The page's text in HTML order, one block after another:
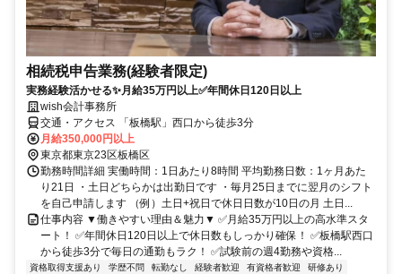
相続税申告業務(経験者限定)
実務経験活かせる✨月給35万円以上✅年間休日120日以上
wish会計事務所
交通・アクセス 「板橋駅」西口から徒歩3分
月給350,000円以上
東京都東京23区板橋区
勤務時間詳細 実働時間：1日あたり8時間 平均勤務日数：1ヶ月あた
り21日 ・土日どちらかは出勤日です ・毎月25日までに翌月のシフト
を自己申請します （例）土日+祝日で休日日数が10日の月 土日...
仕事内容 ▼働きやすい理由＆魅力▼ ✅月給35万円以上の高水準スタ
ート！ ✅年間休日120日以上で休日数もしっかり確保！ ✅板橋駅西口
から徒歩3分で毎日の通勤もラク！ ✅試験前の週4勤務や資格...
資格取得支援あり 学歴不問 転勤なし 経験者歓迎 有資格者歓迎
研修あり